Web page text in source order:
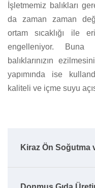
Kiraz Ön Soğutma
İşletmemiz balıkları
da zaman zaman
ortam sıcaklığı ile
engelleniyor. Buna
balıklarınızın
yapımında ise
kaliteli ve içme suyu